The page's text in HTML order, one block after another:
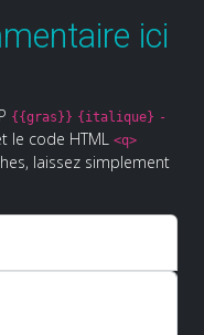
ici
{{gras}} {italique} -
le code HTML <q>
laissez simplement